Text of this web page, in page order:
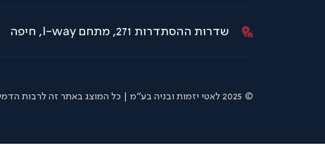
שדרות ההסתדרות 271, מתחם I-way, חיפה
© 2025 לאטי יזמות ובניה בע"מ | כל המוצג באתר זה לרבות הדמיות, נתונים ותוכניות הינו להמחשה בלבד. ט. ל. ח